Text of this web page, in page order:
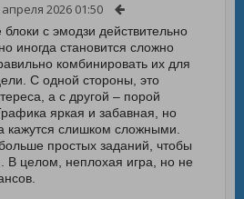
2026 01:50
с эмодзи действительно
иногда становится сложно
комбинировать их для
С одной стороны, это
а с другой – порой
яркая и забавная, но
кажутся слишком сложными.
простых заданий, чтобы
В целом, неплохая игра, но не